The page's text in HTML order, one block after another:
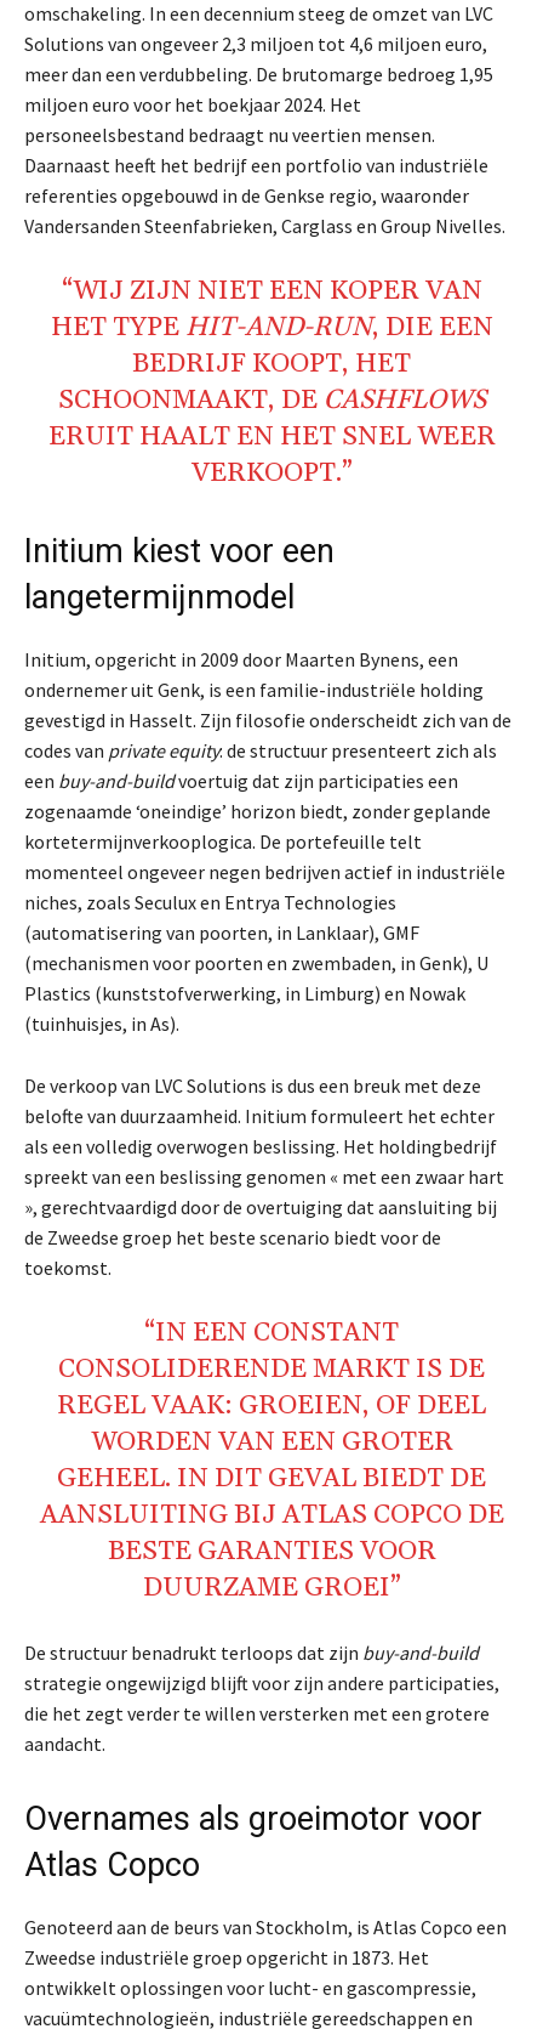
omschakeling. In een decennium steeg de omzet van LVC
Solutions van ongeveer 2,3 miljoen tot 4,6 miljoen euro,
meer dan een verdubbeling. De brutomarge bedroeg 1,95
miljoen euro voor het boekjaar 2024. Het
personeelsbestand bedraagt nu veertien mensen.
Daarnaast heeft het bedrijf een portfolio van industriële
referenties opgebouwd in de Genkse regio, waaronder
Vandersanden Steenfabrieken, Carglass en Group Nivelles.
“WIJ ZIJN NIET EEN KOPER VAN
HET TYPE HIT-AND-RUN, DIE EEN
BEDRIJF KOOPT, HET
SCHOONMAAKT, DE CASHFLOWS
ERUIT HAALT EN HET SNEL WEER
VERKOOPT.”
Initium kiest voor een
langetermijnmodel
Initium, opgericht in 2009 door Maarten Bynens, een
ondernemer uit Genk, is een familie-industriële holding
gevestigd in Hasselt. Zijn filosofie onderscheidt zich van de
codes van private equity: de structuur presenteert zich als
een buy-and-buildvoertuig dat zijn participaties een
zogenaamde ‘oneindige’ horizon biedt, zonder geplande
kortetermijnverkooplogica. De portefeuille telt
momenteel ongeveer negen bedrijven actief in industriële
niches, zoals Seculux en Entrya Technologies
(automatisering van poorten, in Lanklaar), GMF
(mechanismen voor poorten en zwembaden, in Genk), U
Plastics (kunststofverwerking, in Limburg) en Nowak
(tuinhuisjes, in As).
De verkoop van LVC Solutions is dus een breuk met deze
belofte van duurzaamheid. Initium formuleert het echter
als een volledig overwogen beslissing. Het holdingbedrijf
spreekt van een beslissing genomen « met een zwaar hart
», gerechtvaardigd door de overtuiging dat aansluiting bij
de Zweedse groep het beste scenario biedt voor de
toekomst.
“IN EEN CONSTANT
CONSOLIDERENDE MARKT IS DE
REGEL VAAK: GROEIEN, OF DEEL
WORDEN VAN EEN GROTER
GEHEEL. IN DIT GEVAL BIEDT DE
AANSLUITING BIJ ATLAS COPCO DE
BESTE GARANTIES VOOR
DUURZAME GROEI”
De structuur benadrukt terloops dat zijn buy-and-build
strategie ongewijzigd blijft voor zijn andere participaties,
die het zegt verder te willen versterken met een grotere
aandacht.
Overnames als groeimotor voor
Atlas Copco
Genoteerd aan de beurs van Stockholm, is Atlas Copco een
Zweedse industriële groep opgericht in 1873. Het
ontwikkelt oplossingen voor lucht- en gascompressie,
vacuümtechnologieën, industriële gereedschappen en